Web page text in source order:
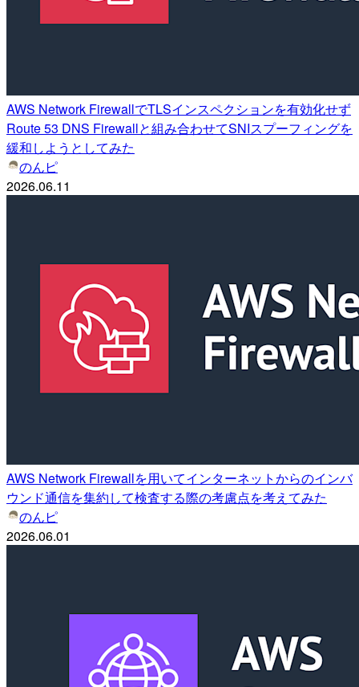
AWS Network FirewallでTLSインスペクションを有効化せず
Route 53 DNS Firewallと組み合わせてSNIスプーフィングを
緩和しようとしてみた
のんピ
2026.06.11
AWS Network Firewallを用いてインターネットからのインバ
ウンド通信を集約して検査する際の考慮点を考えてみた
のんピ
2026.06.01